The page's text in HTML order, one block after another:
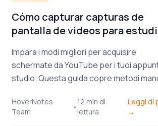
Cómo capturar capturas de
pantalla de videos para
Impara i modi migliori per acquisire
schermate da YouTube per i tuoi
studio. Questa guida copre metodi
le acquisizioni.
HoverNotes
Team
•
12 min di
lettura
Leggi di
→